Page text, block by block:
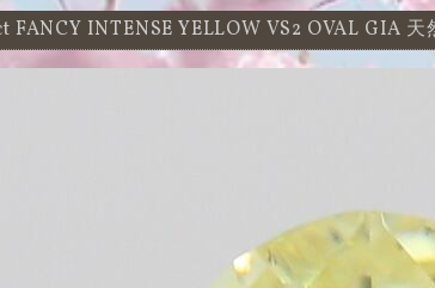
FANCY INTENSE YELLOW VS2 OVAL GIA